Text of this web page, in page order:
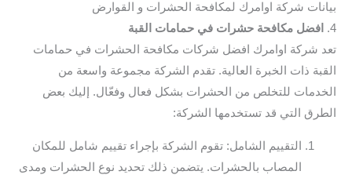
بيانات شركة اوامرك لمكافحة الحشرات و القوارض
4.
افضل مكافحة حشرات في حمامات القبة
تعد شركة اوامرك افضل شركات مكافحة الحشرات في حمامات
القبة ذات الخبرة العالية. تقدم الشركة مجموعة واسعة من
الخدمات للتخلص من الحشرات بشكل فعال وفعّال. إليك بعض
الطرق التي قد تستخدمها الشركة:
التقييم الشامل: تقوم الشركة بإجراء تقييم شامل للمكان
المصاب بالحشرات. يتضمن ذلك تحديد نوع الحشرات ومدى